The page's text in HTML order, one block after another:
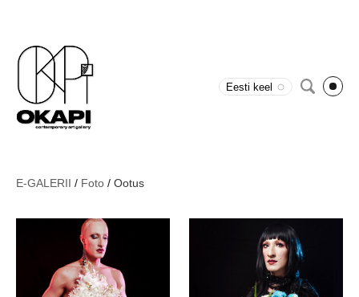
Eesti keel
E-GALERII / Foto / Ootus